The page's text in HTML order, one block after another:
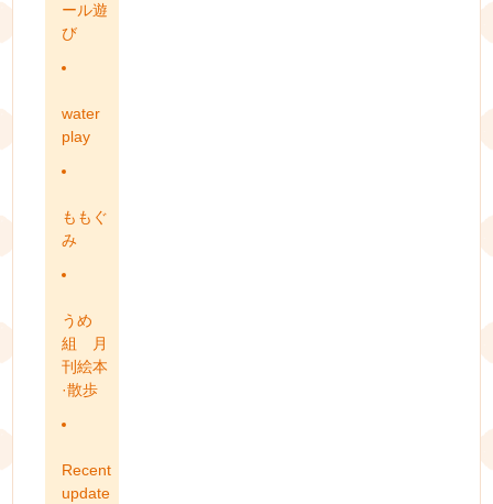
ール遊
び
water
play
ももぐ
み
うめ
組 月
刊絵本
·散歩
Recent
update